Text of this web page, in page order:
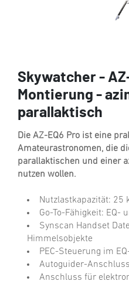
Skywatcher -
Montierung -
parallaktisch
Die AZ-EQ6 Pro ist eine
Amateurastronomen, die
parallaktischen und einer
nutzen wollen.
Nutzlastkapazität: 25
Go-To-Fähigkeit: EQ-
Synscan Handset
Himmelsobjekte
PEC-Steuerung im
Autoguider-
Anschluss für